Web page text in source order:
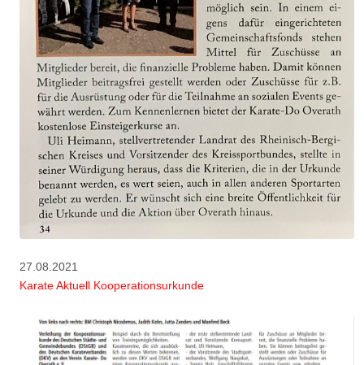
27.08.2021
Karate Aktuell Kooperationsurkunde